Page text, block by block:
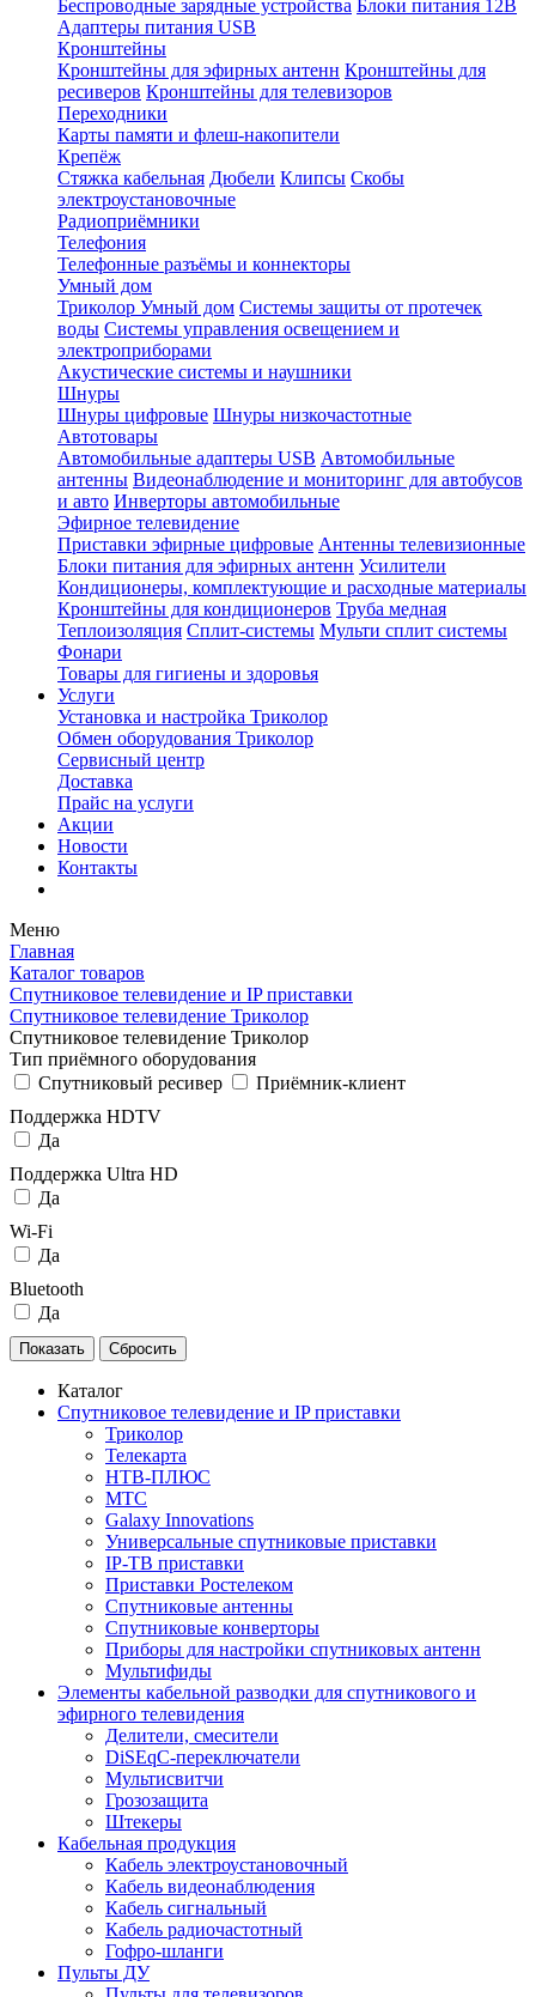
Беспроводные зарядные устройства Блоки питания 12В
Адаптеры питания USB
Кронштейны
Кронштейны для эфирных антенн Кронштейны для
ресиверов Кронштейны для телевизоров
Переходники
Карты памяти и флеш-накопители
Крепёж
Стяжка кабельная Дюбели Клипсы Скобы
электроустановочные
Радиоприёмники
Телефония
Телефонные разъёмы и коннекторы
Умный дом
Триколор Умный дом Системы защиты от протечек
воды Системы управления освещением и
электроприборами
Акустические системы и наушники
Шнуры
Шнуры цифровые Шнуры низкочастотные
Автотовары
Автомобильные адаптеры USB Автомобильные
антенны Видеонаблюдение и мониторинг для автобусов
и авто Инверторы автомобильные
Эфирное телевидение
Приставки эфирные цифровые Антенны телевизионные
Блоки питания для эфирных антенн Усилители
Кондиционеры, комплектующие и расходные материалы
Кронштейны для кондиционеров Труба медная
Теплоизоляция Сплит-системы Мульти сплит системы
Фонари
Товары для гигиены и здоровья
Услуги
Установка и настройка Триколор
Обмен оборудования Триколор
Сервисный центр
Доставка
Прайс на услуги
Акции
Новости
Контакты
Меню
Главная
Каталог товаров
Спутниковое телевидение и IP приставки
Спутниковое телевидение Триколор
Спутниковое телевидение Триколор
Тип приёмного оборудования
Спутниковый ресивер
Приёмник-клиент
Поддержка HDTV
Да
Поддержка Ultra HD
Да
Wi-Fi
Да
Bluetooth
Да
Каталог
Спутниковое телевидение и IP приставки
Триколор
Телекарта
НТВ-ПЛЮС
МТС
Galaxy Innovations
Универсальные спутниковые приставки
IP-ТВ приставки
Приставки Ростелеком
Спутниковые антенны
Спутниковые конверторы
Приборы для настройки спутниковых антенн
Мультифиды
Элементы кабельной разводки для спутникового и
эфирного телевидения
Делители, смесители
DiSEqC-переключатели
Мультисвитчи
Грозозащита
Штекеры
Кабельная продукция
Кабель электроустановочный
Кабель видеонаблюдения
Кабель сигнальный
Кабель радиочастотный
Гофро-шланги
Пульты ДУ